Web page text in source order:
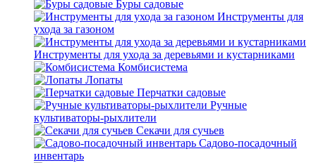
Буры садовые
Инструменты для
ухода за газоном
Инструменты для ухода за деревьями и кустарниками
Комбисистема
Лопаты
Перчатки садовые
Ручные
культиваторы-рыхлители
Секачи для сучьев
Садово-посадочный
инвентарь